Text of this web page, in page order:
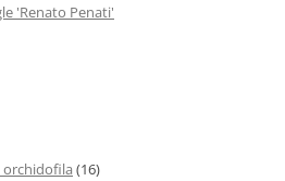
'Renato Penati'
(16)